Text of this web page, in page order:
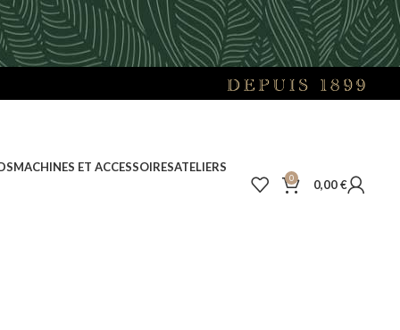
MACHINES ET ACCESSOIRESATELIERS
0 0,00€